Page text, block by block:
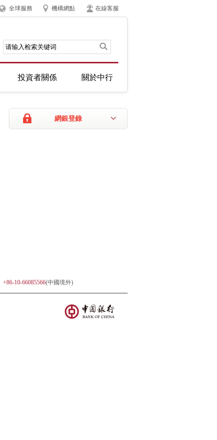
全球服務 機構網點 在線客服
投資者關係 關於中行
網銀登錄
+86-10-66085566(中國境外)